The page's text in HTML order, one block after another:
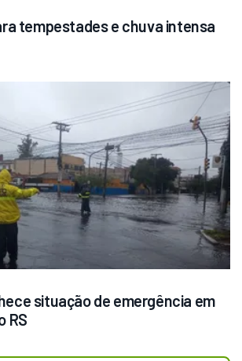
tempestades e chuva intensa
situação de emergência em
RS